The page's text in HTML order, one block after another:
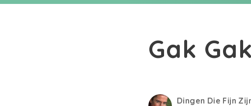
Gak Gak
Dingen Die Fijn